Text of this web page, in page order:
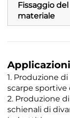
Fissaggio del
materiale
1. Produzione
scarpe sportive
2. Produzione
schienali di